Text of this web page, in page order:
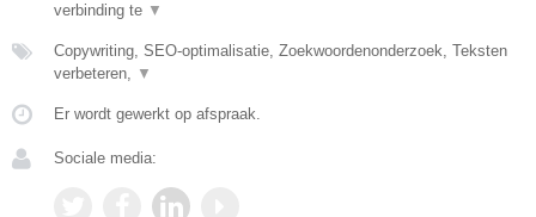
verbinding te ▼
Copywriting, SEO-optimalisatie, Zoekwoordenonderzoek, Teksten
verbeteren, ▼
Er wordt gewerkt op afspraak.
Sociale media: